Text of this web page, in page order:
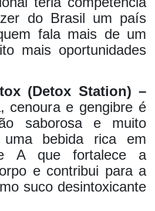
do Brasil um país
fala mais de um
mais oportunidades
(Detox Station) –
cenoura e gengibre é
saborosa e muito
uma bebida rica em
A que fortalece a
e contribui para a
suco desintoxicante